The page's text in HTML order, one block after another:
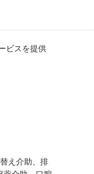
ビスを提供
え介助、排